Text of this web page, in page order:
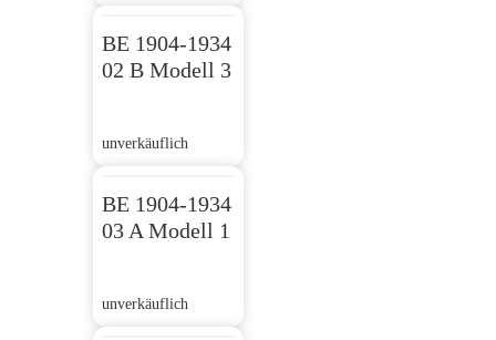
BE 1904-1934
02 B Modell 3
unverkäuflich
BE 1904-1934
03 A Modell 1
unverkäuflich